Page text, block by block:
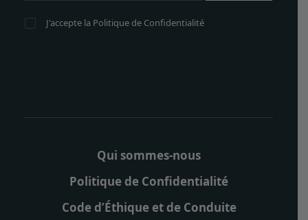
J'accepte la Politique de Confidentialité
Qui sommes-nous
Politique de Confidentialité
Code d’Éthique et de Conduite